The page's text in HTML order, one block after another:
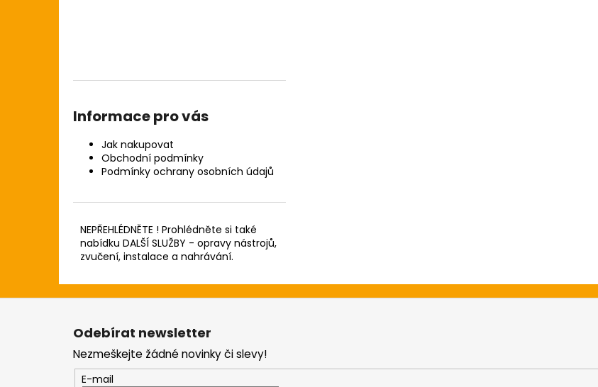
Informace pro vás
Jak nakupovat
Obchodní podmínky
Podmínky ochrany osobních údajů
NEPŘEHLÉDNĚTE ! Prohlédněte si také
nabídku DALŠÍ SLUŽBY - opravy nástrojů,
zvučení, instalace a nahrávání.
Odebírat newsletter
Nezmeškejte žádné novinky či slevy!
E-mail